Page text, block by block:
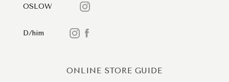
OSLOW
D/him
ONLINE STORE GUIDE